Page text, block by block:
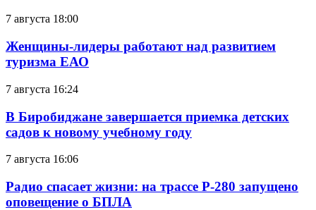
7 августа 18:00
Женщины-лидеры работают над развитием
туризма ЕАО
7 августа 16:24
В Биробиджане завершается приемка детских
садов к новому учебному году
7 августа 16:06
Радио спасает жизни: на трассе Р-280 запущено
оповещение о БПЛА